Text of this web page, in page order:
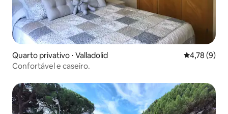
Quarto privativo ⋅ Valladolid 4,78 de
4,78 (9)
Confortável e caseiro.